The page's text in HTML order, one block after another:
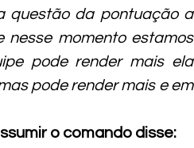
questão da pontuação a
nesse momento estamos
pode render mais ela
pode render mais e em
o comando disse: